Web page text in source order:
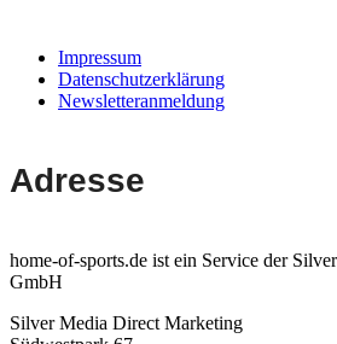
Impressum
Datenschutzerklärung
Newsletteranmeldung
Adresse
home-of-sports.de ist ein Service der
GmbH
Silver Media Direct Marketing